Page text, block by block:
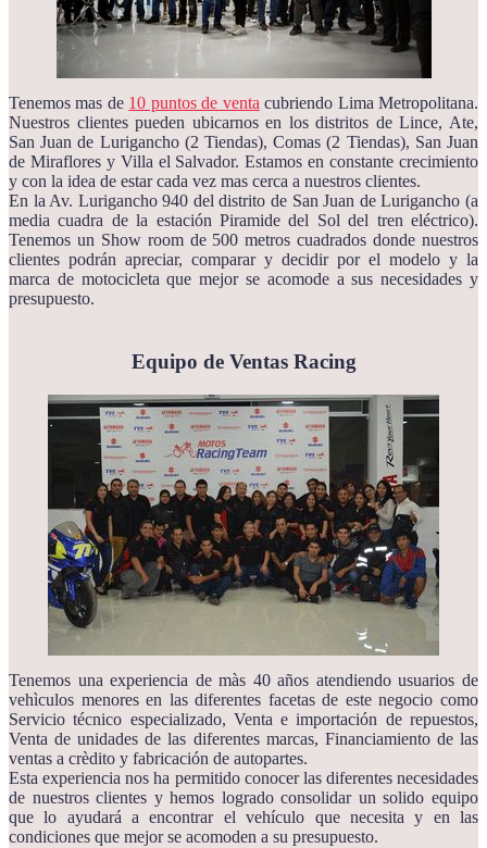
Tenemos mas de 10 puntos de venta cubriendo Lima Metropolitana.
Nuestros clientes pueden ubicarnos en los distritos de Lince, Ate,
San Juan de Lurigancho (2 Tiendas), Comas (2 Tiendas), San Juan
de Miraflores y Villa el Salvador. Estamos en constante crecimiento
y con la idea de estar cada vez mas cerca a nuestros clientes.
En la Av. Lurigancho 940 del distrito de San Juan de Lurigancho (a
media cuadra de la estación Piramide del Sol del tren eléctrico).
Tenemos un Show room de 500 metros cuadrados donde nuestros
clientes podrán apreciar, comparar y decidir por el modelo y la
marca de motocicleta que mejor se acomode a sus necesidades y
presupuesto.
Equipo de Ventas Racing
Tenemos una experiencia de màs 40 años atendiendo usuarios de
vehìculos menores en las diferentes facetas de este negocio como
Servicio técnico especializado, Venta e importación de repuestos,
Venta de unidades de las diferentes marcas, Financiamiento de las
ventas a crèdito y fabricación de autopartes.
Esta experiencia nos ha permitido conocer las diferentes necesidades
de nuestros clientes y hemos logrado consolidar un solido equipo
que lo ayudará a encontrar el vehículo que necesita y en las
condiciones que mejor se acomoden a su presupuesto.